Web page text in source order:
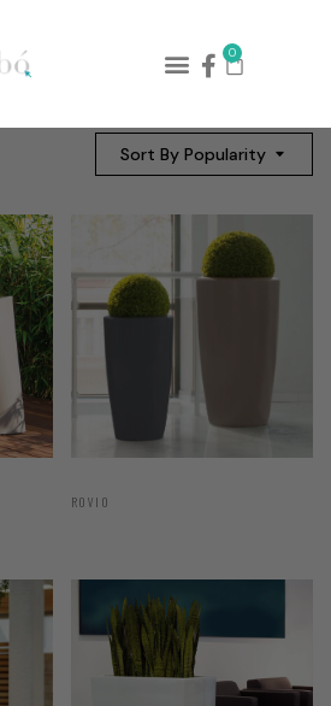
0
Sort By Popularity
ROVIO